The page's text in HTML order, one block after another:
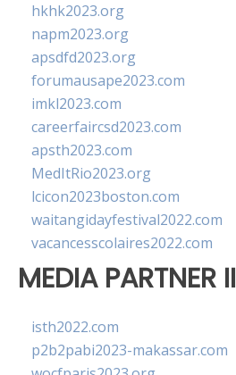
hkhk2023.org
napm2023.org
apsdfd2023.org
forumausape2023.com
imkl2023.com
careerfaircsd2023.com
apsth2023.com
MedItRio2023.org
lcicon2023boston.com
waitangidayfestival2022.com
vacancesscolaires2022.com
MEDIA PARTNER II
isth2022.com
p2b2pabi2023-makassar.com